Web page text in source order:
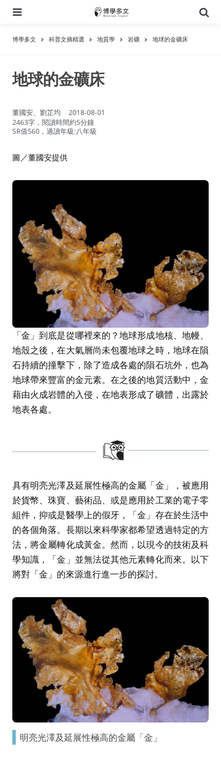
尋
博學多文 科普文摘精選 地質學 岩礦 地球的金礦床
地球的金礦床
作
者：
董國安、劉芷均
2018-08-01
2463字，閱讀時間約5分鐘
SR值560，適讀年級:八年級
圖／董國安提供
「金」到底是從哪裡來的？地球形成地核、地幔、
地殼之後，在大氣層尚未包覆地球之時，地球在隕
石持續的撞擊下，除了造成各處的隕石坑外，也為
地球帶來豐富的金元素。在之後的地質活動中，金
藉由火成岩體的入侵，在地表形成了礦體，出露於
地表各處。
具有明亮光澤及延展性極高的金屬「金」，被應用
於貨幣、珠寶、藝術品、或是應用於工業的電子零
組件，抑或是醫學上的假牙，「金」存在於生活中
的各個角落。長期以來科學家都希望透過特定的方
法，將金屬轉化成黃金。然而，以現今的技術及科
學知識，「金」並無法從其他元素轉化而來。以下
將對「金」的來源進行進一步的探討。
明亮光澤及延展性極高的金屬「金」